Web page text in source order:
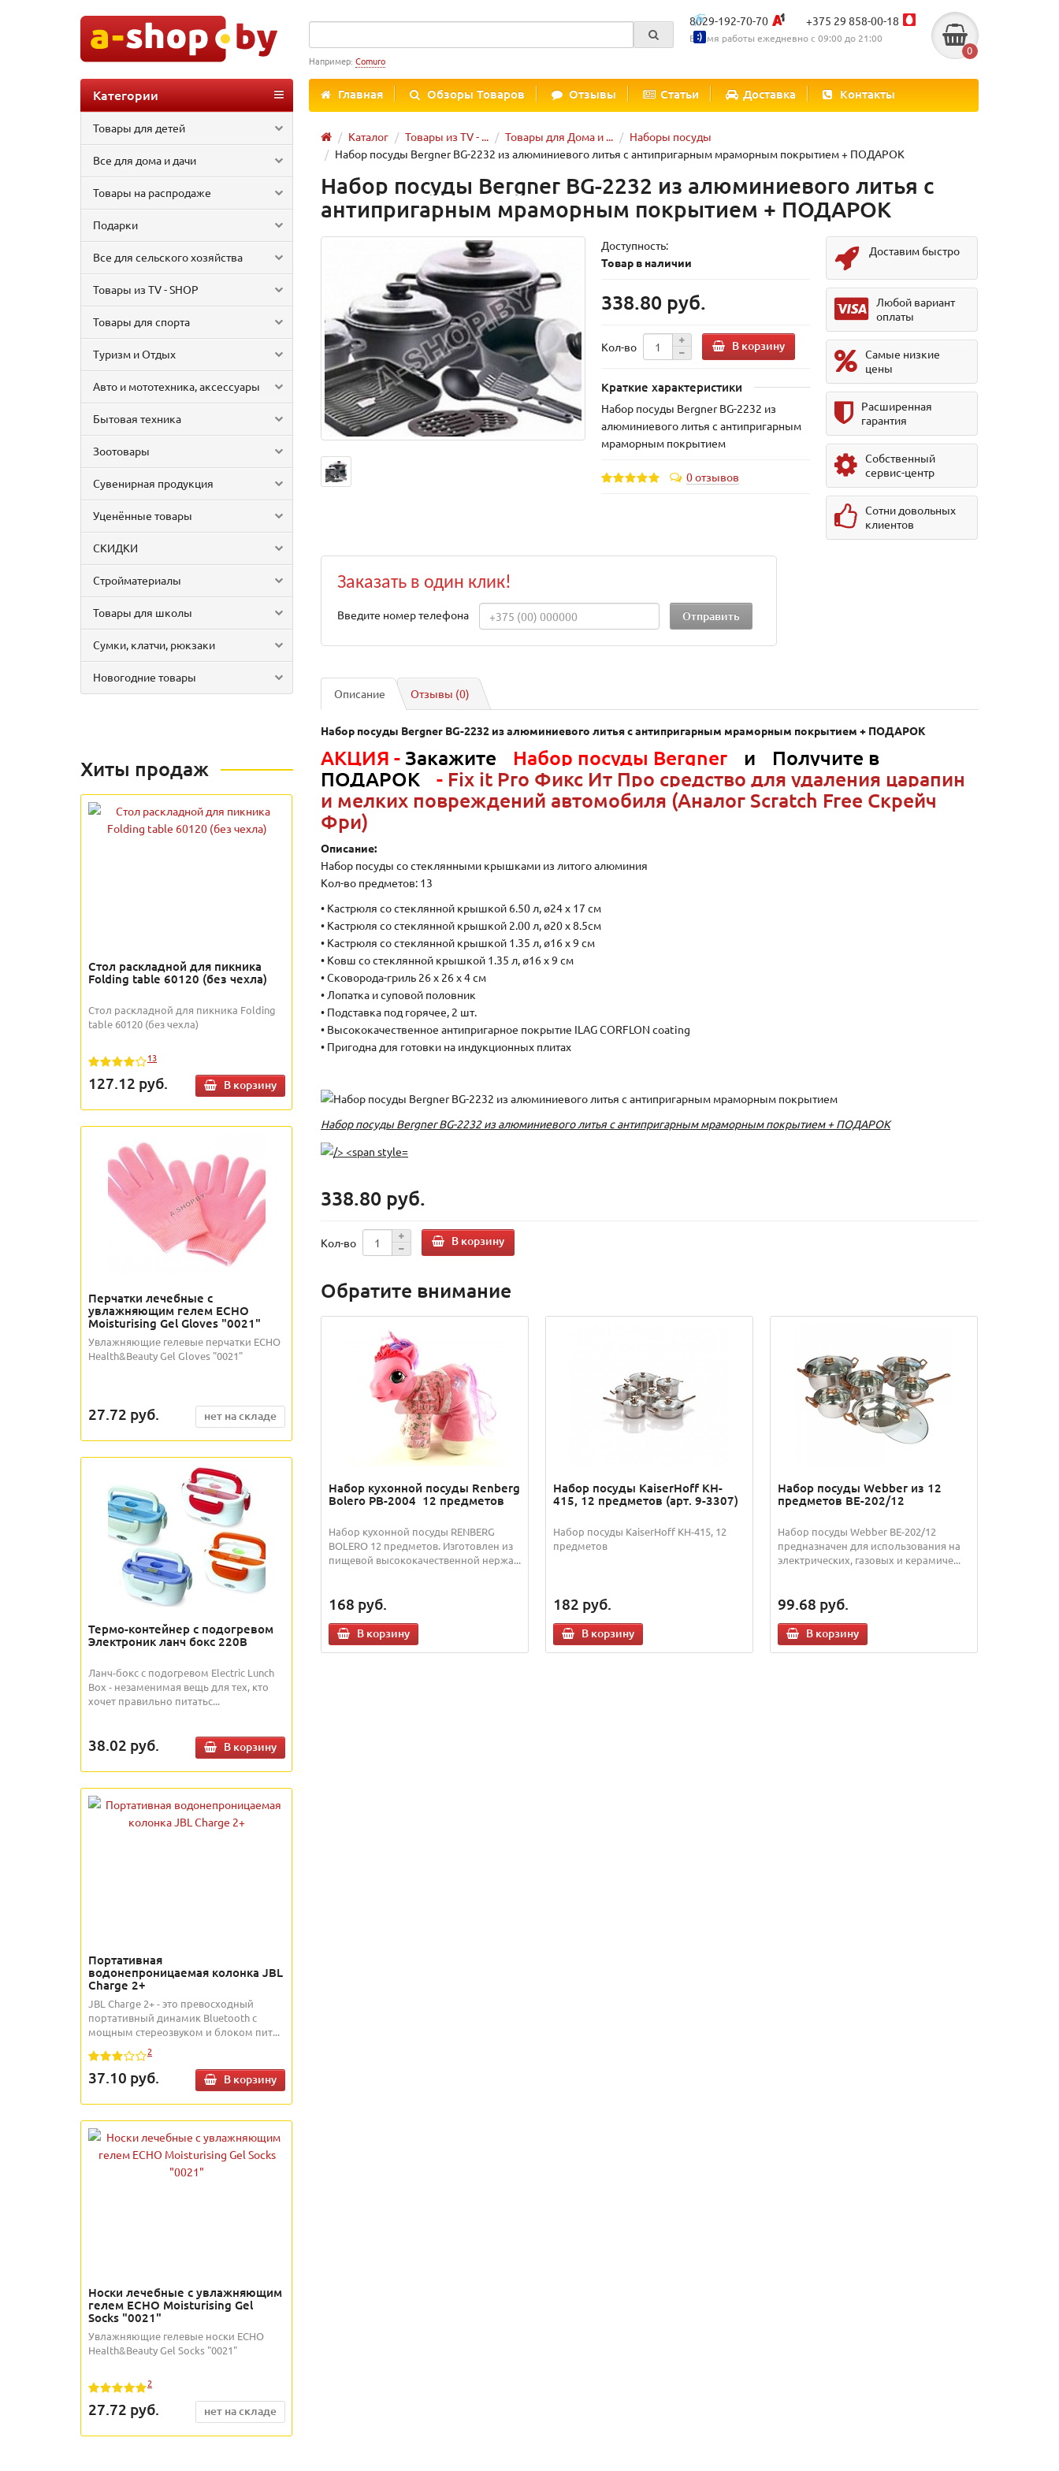
8029-192-70-70 +375 29 858-00-18
Время работы ежедневно с 09:00 до 21:00
0
Например: Comuro
Главная Обзоры Товаров Отзывы Статьи Доставка Контакты
Категории
Товары для детей
Все для дома и дачи
Товары на распродаже
Подарки
Все для сельского хозяйства
Товары из TV - SHOP
Товары для спорта
Туризм и Отдых
Авто и мототехника, аксессуары
Бытовая техника
Зоотовары
Сувенирная продукция
Уценённые товары
СКИДКИ
Стройматериалы
Товары для школы
Сумки, клатчи, рюкзаки
Новогодние товары
Каталог Товары из TV - ... Товары для Дома и ...
Наборы посуды
Набор посуды Bergner BG-2232 из алюминиевого литья с антипригарным мраморным покрытием + ПОДАРОК
Хиты продаж
Стол раскладной для пикника
Folding table 60120 (без чехла)
Стол раскладной для пикника Folding
table 60120 (без чехла)
13
127.12 руб. В корзину
Перчатки лечебные с
увлажняющим гелем ECHO
Moisturising Gel Gloves "0021"
Увлажняющие гелевые перчатки ECHO
Health&Beauty Gel Gloves "0021"
27.72 руб. нет на складе
Термо-контейнер с подогревом
Электроник ланч бокс 220В
Ланч-бокс с подогревом Electric Lunch
Box - незаменимая вещь для тех, кто
хочет правильно питатьс...
38.02 руб. В корзину
Портативная
водонепроницаемая колонка JBL
Charge 2+
JBL Charge 2+ - это превосходный
портативный динамик Bluetooth с
мощным стереозвуком и блоком пит...
2
37.10 руб. В корзину
Носки лечебные с увлажняющим
гелем ECHO Moisturising Gel
Socks "0021"
Увлажняющие гелевые носки ECHO
Health&Beauty Gel Socks "0021"
2
27.72 руб. нет на складе
Набор посуды Bergner BG-2232 из алюминиевого литья с
антипригарным мраморным покрытием + ПОДАРОК
Доступность:
Товар в наличии
338.80 руб.
Кол-во В корзину
Краткие характеристики
Набор посуды Bergner BG-2232 из
алюминиевого литья с антипригарным
мраморным покрытием
0 отзывов
Доставим быстро
Любой вариант
оплаты
Самые низкие
цены
Расширенная
гарантия
Собственный
сервис-центр
Сотни довольных
клиентов
Заказать в один клик!
Введите номер телефона
Описание Отзывы (0)
Набор посуды Bergner BG-2232 из алюминиевого литья с антипригарным мраморным покрытием + ПОДАРОК
АКЦИЯ -Закажите Набор посуды Bergner и
Получите в
ПОДАРОК
- Fix it Pro Фикс Ит Про средство для удаления царапин
и мелких повреждений автомобиля (Аналог Scratch Free Скрейч
Фри)
Описание:
Набор посуды со стеклянными крышками из литого алюминия
Кол-во предметов: 13
• Кастрюля со стеклянной крышкой 6.50 л, ø24 x 17 см
• Кастрюля со стеклянной крышкой 2.00 л, ø20 x 8.5см
• Кастрюля со стеклянной крышкой 1.35 л, ø16 x 9 см
• Ковш со стеклянной крышкой 1.35 л, ø16 x 9 см
• Сковорода-гриль 26 x 26 x 4 см
• Лопатка и суповой половник
• Подставка под горячее, 2 шт.
• Высококачественное антипригарное покрытие ILAG CORFLON coating
• Пригодна для готовки на индукционных плитах
Набор посуды Bergner BG-2232 из алюминиевого литья с антипригарным мраморным покрытием + ПОДАРОК
338.80 руб.
Кол-во В корзину
Обратите внимание
Набор кухонной посуды Renberg
Bolero PB-2004 12 предметов
Набор кухонной посуды RENBERG
BOLERO 12 предметов. Изготовлен из
пищевой высококачественной нержа...
168 руб.
В корзину
Набор посуды KaiserHoff KH-
415, 12 предметов (арт. 9-3307)
Набор посуды KaiserHoff KH-415, 12
предметов
182 руб.
В корзину
Набор посуды Webber из 12
предметов ВЕ-202/12
Набор посуды Webber BE-202/12
предназначен для использования на
электрических, газовых и керамиче...
99.68 руб.
В корзину